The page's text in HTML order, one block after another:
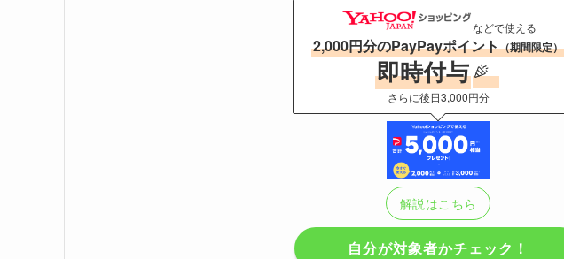
などで使える
2,000円分のPayPayポイント（期間限定）
即時付与
さらに後日3,000円分
解説はこちら
自分が対象者かチェック！